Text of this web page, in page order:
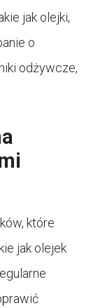
jak olejki,
o
odżywcze,
które
jak olejek